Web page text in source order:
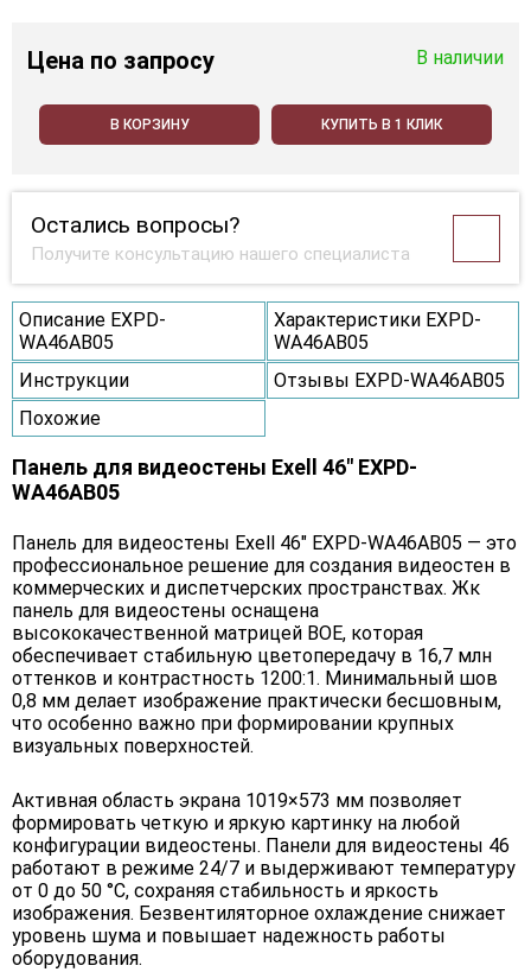
Цена по запросу В наличии
В КОРЗИНУ КУПИТЬ В 1 КЛИК
Остались вопросы?
Получите консультацию нашего специалиста
Описание EXPD-
WA46AB05
Характеристики EXPD-
WA46AB05
Инструкции
Отзывы EXPD-WA46AB05
Похожие
Панель для видеостены Exell 46" EXPD-
WA46AB05
Панель для видеостены Exell 46" EXPD-WA46AB05 — это
профессиональное решение для создания видеостен в
коммерческих и диспетчерских пространствах. Жк
панель для видеостены оснащена
высококачественной матрицей BOE, которая
обеспечивает стабильную цветопередачу в 16,7 млн
оттенков и контрастность 1200:1. Минимальный шов
0,8 мм делает изображение практически бесшовным,
что особенно важно при формировании крупных
визуальных поверхностей.
Активная область экрана 1019×573 мм позволяет
формировать четкую и яркую картинку на любой
конфигурации видеостены. Панели для видеостены 46
работают в режиме 24/7 и выдерживают температуру
от 0 до 50 °C, сохраняя стабильность и яркость
изображения. Безвентиляторное охлаждение снижает
уровень шума и повышает надежность работы
оборудования.